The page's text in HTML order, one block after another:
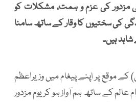
مزدور کی عزم و ہمت، مشکلات کو
کی سختیوں کا وقار کے ساتھ سامنا
ہیں۔
کے موقع پر اپنے پیغام میں وزیراعظم
عالم کے ساتھ ہم آواز ہو کر یوم مزدور